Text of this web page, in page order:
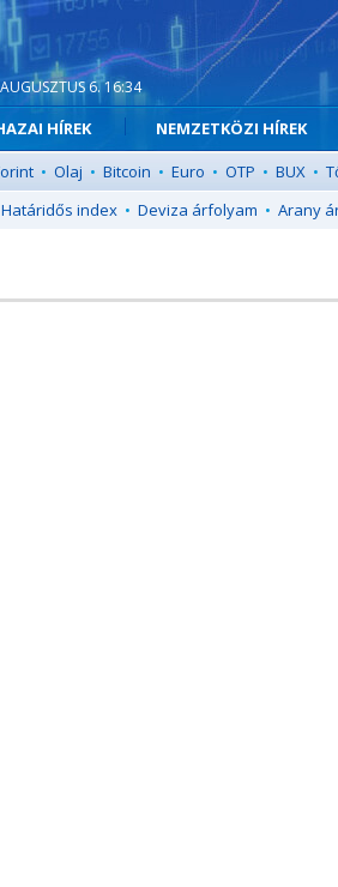
6. 16:34
HÍREK NEMZETKÖZI HÍREK
• Olaj • Bitcoin • Euro • OTP • BUX •
Határidős index • Deviza árfolyam • Arany